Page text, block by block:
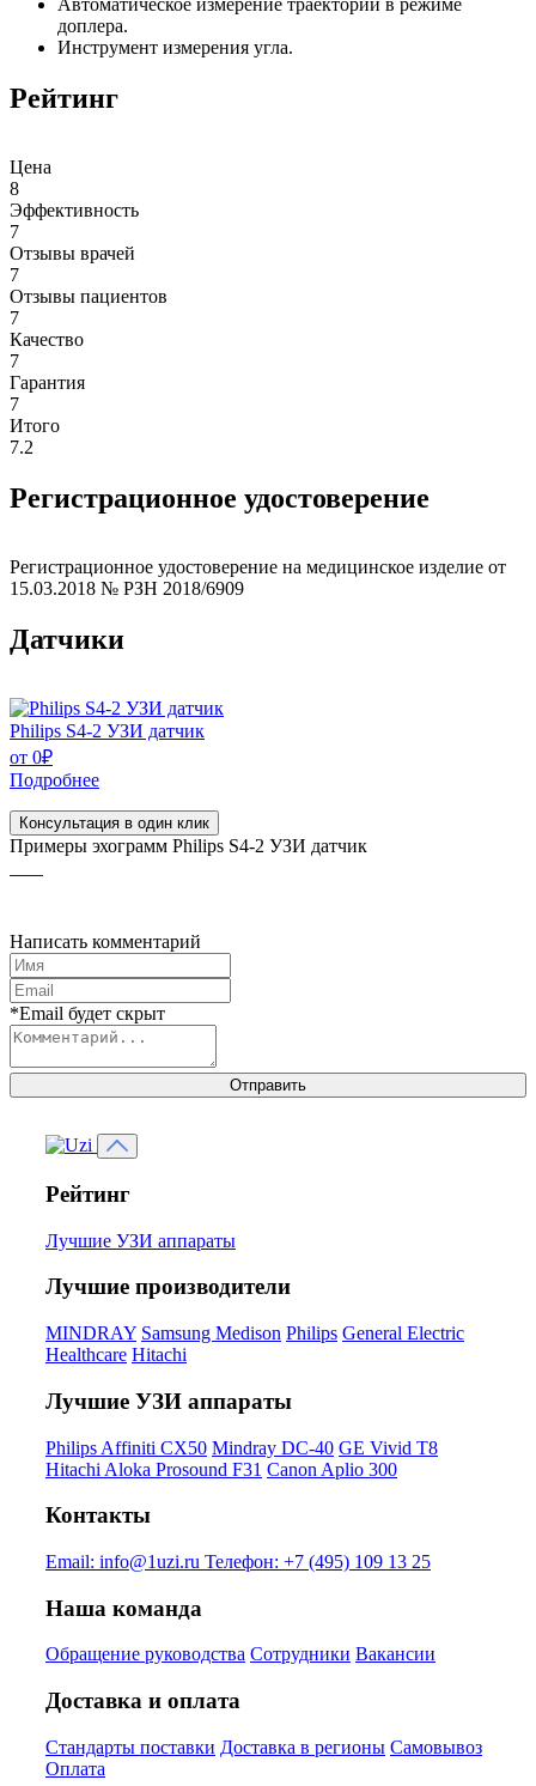
Автоматическое измерение траектории в режиме
доплера.
Инструмент измерения угла.
Рейтинг
Цена
8
Эффективность
7
Отзывы врачей
7
Отзывы пациентов
7
Качество
7
Гарантия
7
Итого
7.2
Регистрационное удостоверение
Регистрационное удостоверение на медицинское изделие от
15.03.2018 № РЗН 2018/6909
Датчики
Philips S4-2 УЗИ датчик
от 0₽
Подробнее
Консультация в один клик
Примеры эхограмм Philips S4-2 УЗИ датчик
Написать комментарий
*Email будет скрыт
Отправить
Рейтинг
Лучшие УЗИ аппараты
Лучшие производители
MINDRAY Samsung Medison Philips General Electric
Healthcare Hitachi
Лучшие УЗИ аппараты
Philips Affiniti CX50 Mindray DC-40 GE Vivid T8
Hitachi Aloka Prosound F31 Canon Aplio 300
Контакты
Email: info@1uzi.ru Телефон: +7 (495) 109 13 25
Наша команда
Обращение руководства Сотрудники Вакансии
Доставка и оплата
Стандарты поставки Доставка в регионы Самовывоз
Оплата